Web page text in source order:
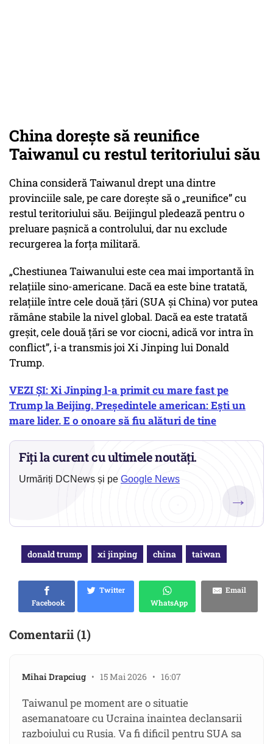
China doreşte să reunifice
Taiwanul cu restul teritoriului său
China consideră Taiwanul drept una dintre
provinciile sale, pe care doreşte să o „reunifice” cu
restul teritoriului său. Beijingul pledează pentru o
preluare paşnică a controlului, dar nu exclude
recurgerea la forţa militară.
„Chestiunea Taiwanului este cea mai importantă în
relaţiile sino-americane. Dacă ea este bine tratată,
relaţiile între cele două ţări (SUA şi China) vor putea
rămâne stabile la nivel global. Dacă ea este tratată
greşit, cele două ţări se vor ciocni, adică vor intra în
conflict”, i-a transmis joi Xi Jinping lui Donald
Trump.
VEZI ȘI: Xi Jinping l-a primit cu mare fast pe
Trump la Beijing. Președintele american: Ești un
mare lider. E o onoare să fiu alături de tine
Fiți la curent cu ultimele noutăți.
Urmăriți DCNews și pe Google News
→
donald trump xi jinping china taiwan
Facebook
Twitter
WhatsApp
Email
Comentarii (1)
Mihai Drapciug • 15 Mai 2026 • 16:07
Taiwanul pe moment are o situatie
asemanatoare cu Ucraina inaintea declansarii
razboiului cu Rusia. Va fi dificil pentru SUA sa